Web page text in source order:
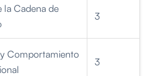
la Cadena de
3
Comportamiento
3